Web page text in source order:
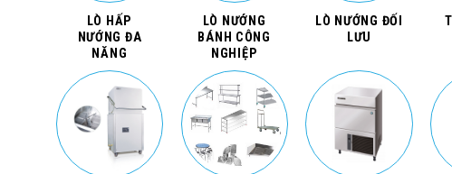
LÒ HẤP
NƯỚNG ĐA
NĂNG
LÒ NƯỚNG
BÁNH CÔNG
NGHIỆP
LÒ NƯỚNG ĐỐI
LƯU